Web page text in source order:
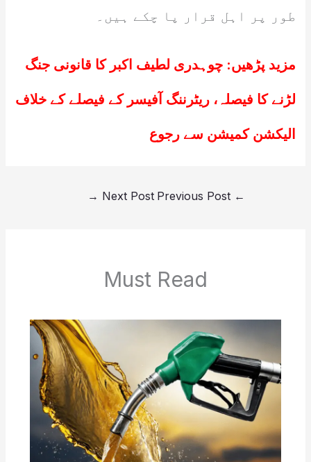
طور پر اہل قرار پا چکے ہیں۔
مزید پڑھیں: چوہدری لطیف اکبر کا قانونی جنگ
لڑنے کا فیصلہ، ریٹرننگ آفیسر کے فیصلے کے خلاف
الیکشن کمیشن سے رجوع
←
Next Post
→
Must Read